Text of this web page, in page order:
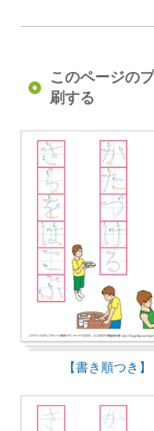
このページの
刷する
【書き順つき